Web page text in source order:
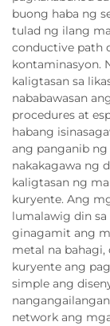
buong haba ng
tulad ng ilang
conductive path
kontaminasyon.
kaligtasan sa
nababawasan
procedures at
habang
ang panganib
nakakagawa ng
kaligtasan ng
kuryente. Ang
lumalawig din
ginagamit ang
metal na
kuryente ang
simple ang
network ang